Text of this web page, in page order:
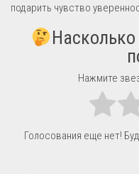
подарить чувство
Нажмите
Голосования еще нет!